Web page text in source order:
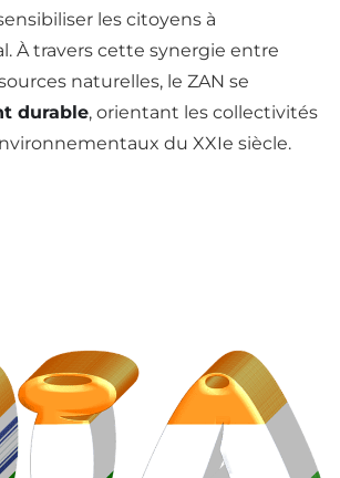
les citoyens à
À travers cette synergie entre
naturelles, le ZAN se
durable, orientant les collectivités
du XXIe siècle.